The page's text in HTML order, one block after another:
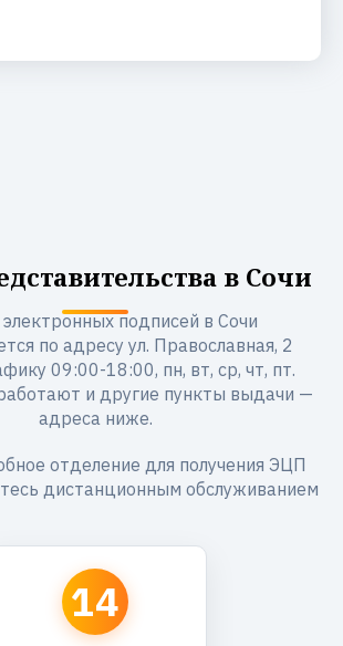
в Сочи
подписей в Сочи
по адресу ул. Православная, 2
09:00-18:00, пн, вт, ср, чт, пт.
и другие пункты выдачи —
адреса ниже.
отделение для получения ЭЦП
дистанционным обслуживанием
14